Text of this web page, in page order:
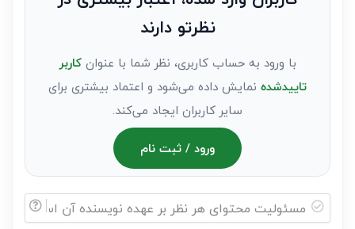
نظرتو دارند
با ورود به حساب کاربری، نظر شما با عنوانکاربر
تاییدشده نمایش داده می‌شود و اعتماد بیشتری برای
سایر کاربران ایجاد می‌کند.
ورود / ثبت نام